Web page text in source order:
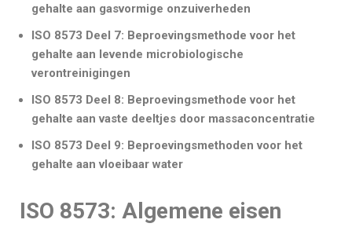
gehalte aan gasvormige onzuiverheden
ISO 8573 Deel 7: Beproevingsmethode voor het
gehalte aan levende microbiologische
verontreinigingen
ISO 8573 Deel 8: Beproevingsmethode voor het
gehalte aan vaste deeltjes door massaconcentratie
ISO 8573 Deel 9: Beproevingsmethoden voor het
gehalte aan vloeibaar water
ISO 8573: Algemene eisen